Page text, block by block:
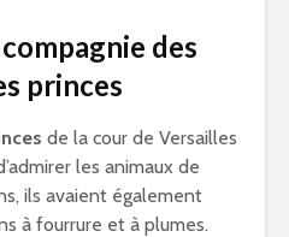
des
princes
de la cour de Versailles
les animaux de
ils avaient également
à fourrure et à plumes.